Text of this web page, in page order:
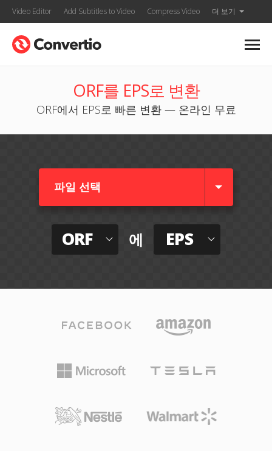
Video Editor Add Subtitles to Video Compress Video 더 보기
ORF를 EPS로 변환
ORF에서 EPS로 빠른 변환 — 온라인 무료
파일 선택
ORF 에 EPS